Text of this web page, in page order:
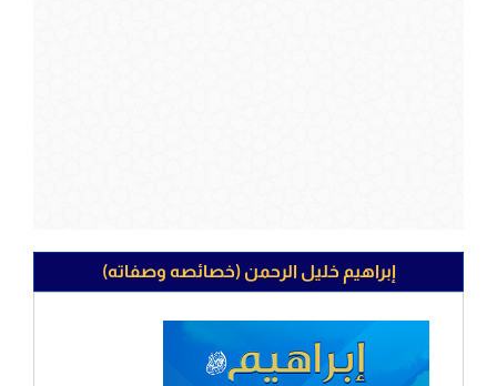
إبراهيم خليل الرحمن (خصائصه وصفاته)